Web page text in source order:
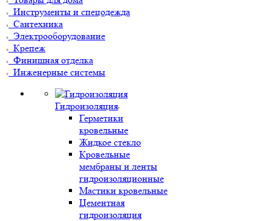
Инструменты и спецодежда
Сантехника
Электрооборудование
Крепеж
Финишная отделка
Инженерные системы
Гидроизоляция
Герметики
кровельные
Жидкое стекло
Кровельные
мембраны и ленты
гидроизоляционные
Мастики кровельные
Цементная
гидроизоляция